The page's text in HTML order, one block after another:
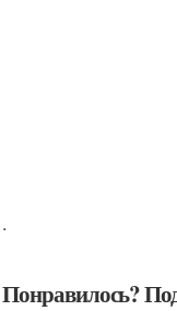
.
Понравилось?